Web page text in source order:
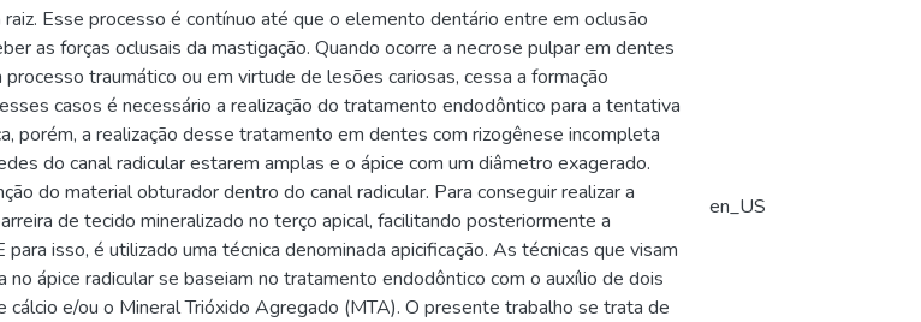
Esse processo é contínuo até que o elemento dentário entre em oclusão
as forças oclusais da mastigação. Quando ocorre a necrose pulpar em dentes
traumático ou em virtude de lesões cariosas, cessa a formação
casos é necessário a realização do tratamento endodôntico para a tentativa
porém, a realização desse tratamento em dentes com rizogênese incompleta
do canal radicular estarem amplas e o ápice com um diâmetro exagerado.
do material obturador dentro do canal radicular. Para conseguir realizar a
de tecido mineralizado no terço apical, facilitando posteriormente a
isso, é utilizado uma técnica denominada apicificação. As técnicas que visam
no ápice radicular se baseiam no tratamento endodôntico com o auxílio de dois
cálcio e/ou o Mineral Trióxido Agregado (MTA). O presente trabalho se trata de
en_US